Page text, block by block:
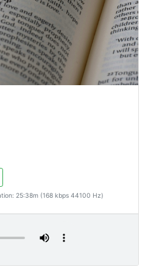
25:38m (168 kbps 44100 Hz)